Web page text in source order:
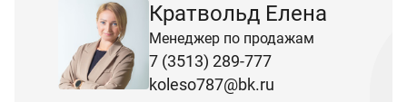
Кратвольд Елена
Менеджер по продажам
7 (3513) 289-777
koleso787@bk.ru